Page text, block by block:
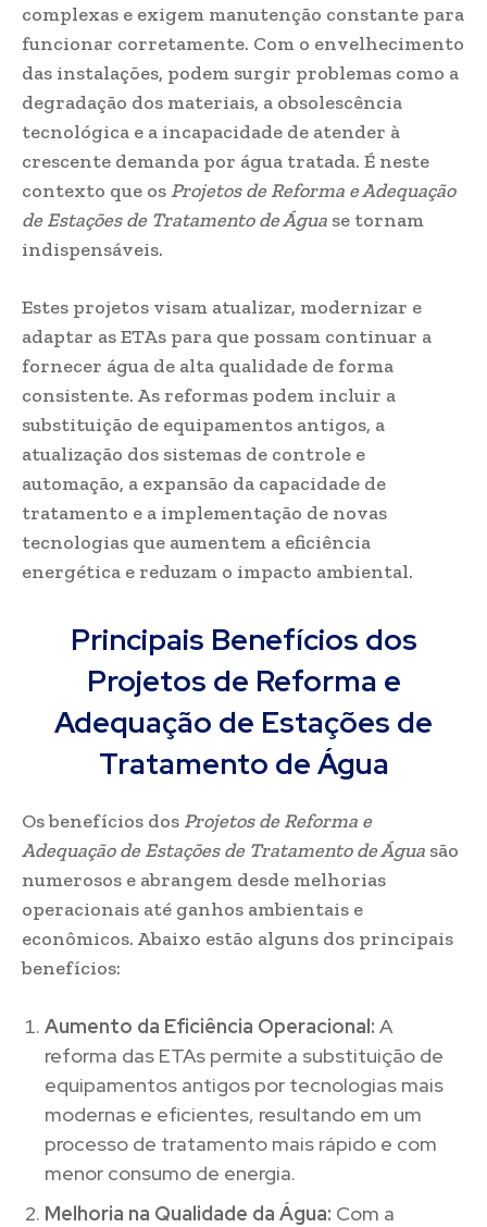
complexas e exigem manutenção constante para
funcionar corretamente. Com o envelhecimento
das instalações, podem surgir problemas como a
degradação dos materiais, a obsolescência
tecnológica e a incapacidade de atender à
crescente demanda por água tratada. É neste
contexto que os Projetos de Reforma e Adequação
de Estações de Tratamento de Água se tornam
indispensáveis.
Estes projetos visam atualizar, modernizar e
adaptar as ETAs para que possam continuar a
fornecer água de alta qualidade de forma
consistente. As reformas podem incluir a
substituição de equipamentos antigos, a
atualização dos sistemas de controle e
automação, a expansão da capacidade de
tratamento e a implementação de novas
tecnologias que aumentem a eficiência
energética e reduzam o impacto ambiental.
Principais Benefícios dos
Projetos de Reforma e
Adequação de Estações de
Tratamento de Água
Os benefícios dos Projetos de Reforma e
Adequação de Estações de Tratamento de Água são
numerosos e abrangem desde melhorias
operacionais até ganhos ambientais e
econômicos. Abaixo estão alguns dos principais
benefícios:
Aumento da Eficiência Operacional: A
reforma das ETAs permite a substituição de
equipamentos antigos por tecnologias mais
modernas e eficientes, resultando em um
processo de tratamento mais rápido e com
menor consumo de energia.
Melhoria na Qualidade da Água: Com a